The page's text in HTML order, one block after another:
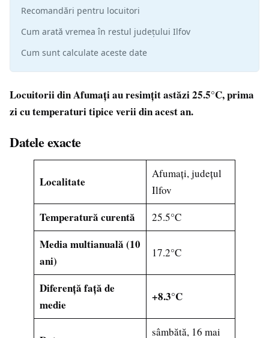
Locuitorii din Afumați au resimțit astăzi 25.5°C, prima
zi cu temperaturi tipice verii din acest an.
Datele exacte
Localitate
Afumați, județul
Ilfov
Temperatură curentă 25.5°C
Media multianuală (10
ani)
17.2°C
Diferență față de
medie
+8.3°C
sâmbătă, 16 mai
Recomandări pentru locuitori
Cum arată vremea în restul județului Ilfov
Cum sunt calculate aceste date